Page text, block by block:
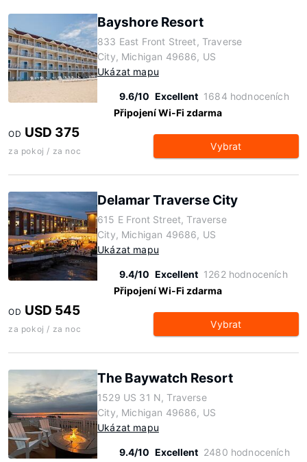
Bayshore Resort
833 East Front Street, Traverse
City, Michigan 49686, US
Ukázat mapu
9.6/10 Excellent 1684 hodnoceních
Připojení Wi-Fi zdarma
OD USD 375
za pokoj / za noc Vybrat
Delamar Traverse City
615 E Front Street, Traverse
City, Michigan 49686, US
Ukázat mapu
9.4/10 Excellent 1262 hodnoceních
Připojení Wi-Fi zdarma
OD USD 545
za pokoj / za noc Vybrat
The Baywatch Resort
1529 US 31 N, Traverse
City, Michigan 49686, US
Ukázat mapu
9.4/10 Excellent 2480 hodnoceních